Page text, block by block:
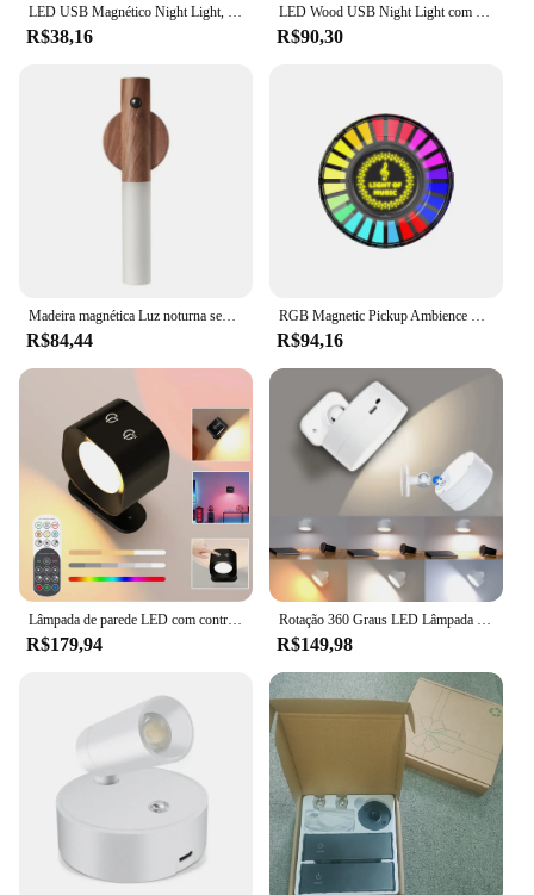
LED USB Magnético Night Light, Lâmpada de parede, Armário de cozinha, Armário, Casa, Escadaria, Mesa de quarto
R$38,16
LED Wood USB Night Light com sensor de movimento, lâmpada de parede magnética, armário, armário, escada, quarto, mesa, cabeceira, iluminação
R$90,30
Madeira magnética Luz noturna sem fio, Auto LED, USB, corredores, luzes da varanda, sensor de movimento PIR, luz de parede
R$84,44
RGB Magnetic Pickup Ambience LED Light, Controle de Voz, Música Ritmo Lâmpada, Dança Atmosfera Iluminação, Festa, Carro, Home Decor
R$94,16
Lâmpada de parede LED com controle de toque, cor rgb, rotação 360 °, recarregável, sem fio, para cabeceira, quarto
R$179,94
Rotação 360 Graus LED Lâmpada de Parede, Toque Controle Remoto, Gabinete Spotlight, Carregamento USB, Sucção Magnética, Luz Noturna, Lâmpadas de Cabeceira
R$149,98